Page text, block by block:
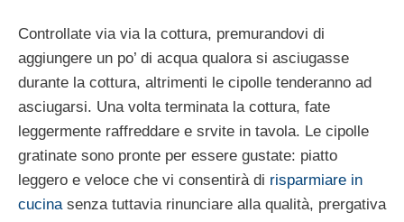
Controllate via via la cottura, premurandovi di
aggiungere un po’ di acqua qualora si asciugasse
durante la cottura, altrimenti le cipolle tenderanno ad
asciugarsi. Una volta terminata la cottura, fate
leggermente raffreddare e srvite in tavola. Le cipolle
gratinate sono pronte per essere gustate: piatto
leggero e veloce che vi consentirà di risparmiare in
cucinasenza tuttavia rinunciare alla qualità, prergativa